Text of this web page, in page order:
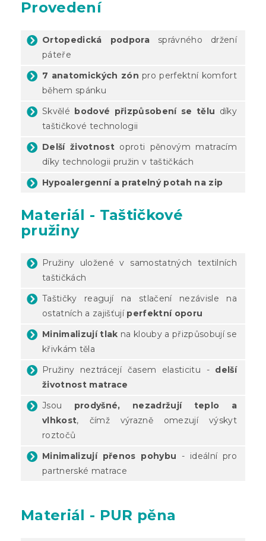
Provedení
Ortopedická podpora správného držení
páteře
7 anatomických zón pro perfektní komfort
během spánku
Skvělé bodové přizpůsobení se tělu díky
taštičkové technologii
Delší životnost oproti pěnovým matracím
díky technologii pružin v taštičkách
Hypoalergenní a pratelný potah na zip
Materiál - Taštičkové
pružiny
Pružiny uložené v samostatných textilních
taštičkách
Taštičky reagují na stlačení nezávisle na
ostatních a zajišťují perfektní oporu
Minimalizují tlak na klouby a přizpůsobují se
křivkám těla
Pružiny neztrácejí časem elasticitu - delší
životnost matrace
Jsou prodyšné, nezadržují teplo a
vlhkost, čímž výrazně omezují výskyt
roztočů
Minimalizují přenos pohybu - ideální pro
partnerské matrace
Materiál - PUR pěna